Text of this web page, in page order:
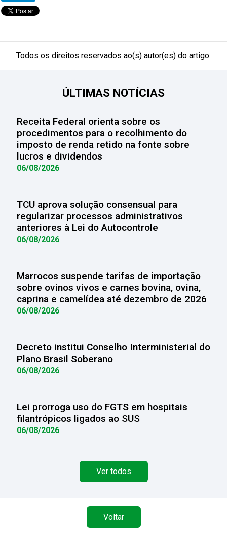
Todos os direitos reservados ao(s) autor(es) do artigo.
ÚLTIMAS NOTÍCIAS
Receita Federal orienta sobre os
procedimentos para o recolhimento do
imposto de renda retido na fonte sobre
lucros e dividendos
06/08/2026
TCU aprova solução consensual para
regularizar processos administrativos
anteriores à Lei do Autocontrole
06/08/2026
Marrocos suspende tarifas de importação
sobre ovinos vivos e carnes bovina, ovina,
caprina e camelídea até dezembro de 2026
06/08/2026
Decreto institui Conselho Interministerial do
Plano Brasil Soberano
06/08/2026
Lei prorroga uso do FGTS em hospitais
filantrópicos ligados ao SUS
06/08/2026
Ver todos
Voltar